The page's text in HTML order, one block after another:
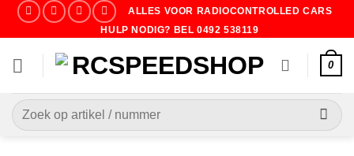
ALLES VOOR RADIOCONTROLLED CARS
HULP NODIG? BEL 0492 538119
0
Zoeken
naar: